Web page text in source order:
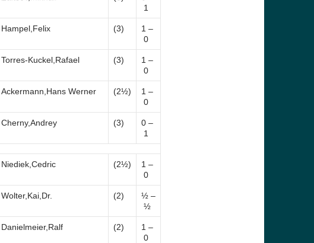
1
Hampel,Felix (3)
1 –
0
Torres-Kuckel,Rafael (3)
1 –
0
Ackermann,Hans Werner (2½)
1 –
0
Cherny,Andrey (3)
0 –
1
Niediek,Cedric (2½)
1 –
0
Wolter,Kai,Dr. (2)
½ –
½
Danielmeier,Ralf (2)
1 –
0